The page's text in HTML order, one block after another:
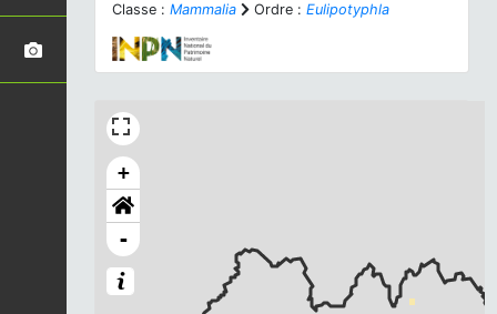
Classe : Mammalia Ordre : Eulipotyphla
+
-